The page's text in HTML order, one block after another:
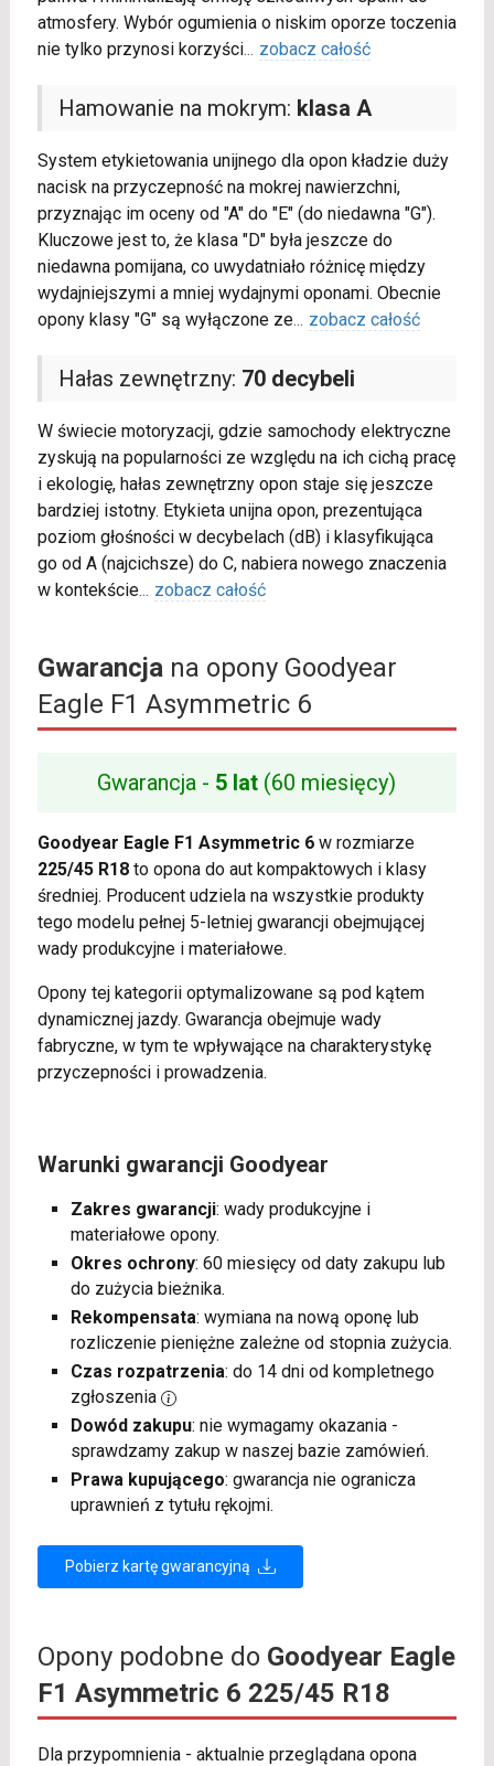
atmosfery. Wybór ogumienia o niskim oporze toczenia
nie tylko przynosi korzyści... zobacz całość
Hamowanie na mokrym: klasa A
System etykietowania unijnego dla opon kładzie duży
nacisk na przyczepność na mokrej nawierzchni,
przyznając im oceny od "A" do "E" (do niedawna "G").
Kluczowe jest to, że klasa "D" była jeszcze do
niedawna pomijana, co uwydatniało różnicę między
wydajniejszymi a mniej wydajnymi oponami. Obecnie
opony klasy "G" są wyłączone ze... zobacz całość
Hałas zewnętrzny: 70 decybeli
W świecie motoryzacji, gdzie samochody elektryczne
zyskują na popularności ze względu na ich cichą pracę
i ekologię, hałas zewnętrzny opon staje się jeszcze
bardziej istotny. Etykieta unijna opon, prezentująca
poziom głośności w decybelach (dB) i klasyfikująca
go od A (najcichsze) do C, nabiera nowego znaczenia
w kontekście... zobacz całość
Gwarancjana opony Goodyear
Eagle F1 Asymmetric 6
Gwarancja - 5 lat (60 miesięcy)
Goodyear Eagle F1 Asymmetric 6w rozmiarze
225/45 R18to opona do aut kompaktowych i klasy
średniej. Producent udziela na wszystkie produkty
tego modelu pełnej 5-letniej gwarancji obejmującej
wady produkcyjne i materiałowe.
Opony tej kategorii optymalizowane są pod kątem
dynamicznej jazdy. Gwarancja obejmuje wady
fabryczne, w tym te wpływające na charakterystykę
przyczepności i prowadzenia.
Warunki gwarancji Goodyear
Zakres gwarancji: wady produkcyjne i
materiałowe opony.
Okres ochrony: 60 miesięcy od daty zakupu lub
do zużycia bieżnika.
Rekompensata: wymiana na nową oponę lub
rozliczenie pieniężne zależne od stopnia zużycia.
Czas rozpatrzenia: do 14 dni od kompletnego
zgłoszenia
Dowód zakupu: nie wymagamy okazania -
sprawdzamy zakup w naszej bazie zamówień.
Prawa kupującego: gwarancja nie ogranicza
uprawnień z tytułu rękojmi.
Pobierz kartę gwarancyjną
Opony podobne do Goodyear Eagle
F1 Asymmetric 6 225/45 R18
Dla przypomnienia - aktualnie przeglądana opona